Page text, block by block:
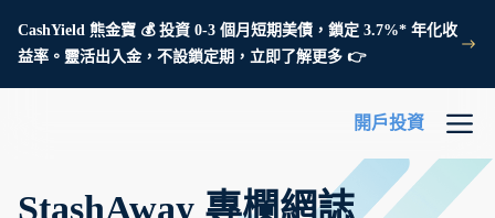
CashYield 熊金寶 💰 投資 0-3 個月短期美債，鎖定 3.7%* 年化收
益率。靈活出入金，不設鎖定期，立即了解更多 👉
開戶投資
StashAway 專欄網誌